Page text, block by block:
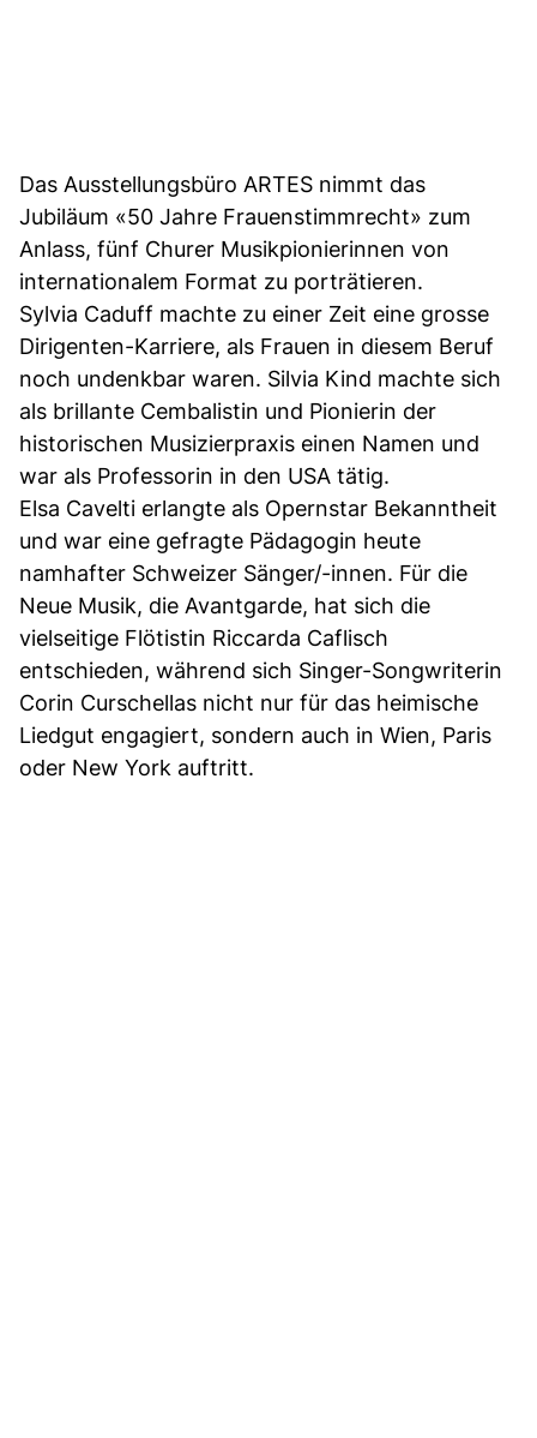
Das Ausstellungsbüro ARTES nimmt das
Jubiläum «50 Jahre Frauenstimmrecht» zum
Anlass, fünf Churer Musikpionierinnen von
internationalem Format zu porträtieren.
Sylvia Caduff machte zu einer Zeit eine grosse
Dirigenten-Karriere, als Frauen in diesem Beruf
noch undenkbar waren. Silvia Kind machte sich
als brillante Cembalistin und Pionierin der
historischen Musizierpraxis einen Namen und
war als Professorin in den USA tätig.
Elsa Cavelti erlangte als Opernstar Bekanntheit
und war eine gefragte Pädagogin heute
namhafter Schweizer Sänger/-innen. Für die
Neue Musik, die Avantgarde, hat sich die
vielseitige Flötistin Riccarda Caflisch
entschieden, während sich Singer-Songwriterin
Corin Curschellas nicht nur für das heimische
Liedgut engagiert, sondern auch in Wien, Paris
oder New York auftritt.